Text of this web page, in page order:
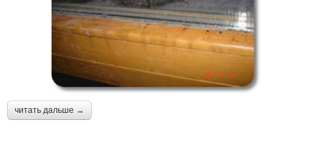
читать дальше →